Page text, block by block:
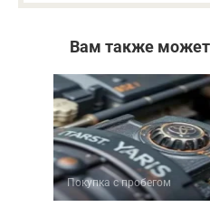
Вам также может
Покупка с пробегом